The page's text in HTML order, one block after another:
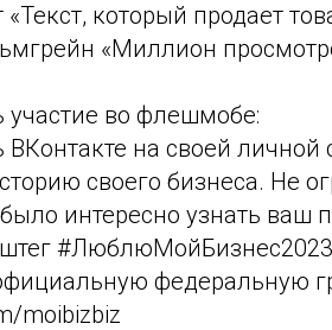
который продает
«Миллион
участие во флешмобе:
ВКонтакте на своей
своего бизнеса. Не
интересно узнать ваш
#ЛюблюМойБизнес2023
федеральную
moibizbiz